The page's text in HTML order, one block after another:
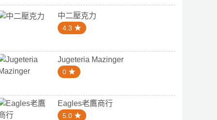
中二壓克力
4.3
Jugeteria Mazinger
0
Eagles老鷹商行
5.0